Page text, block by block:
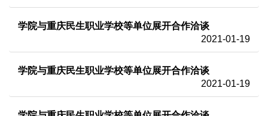
学院与重庆民生职业学校等单位展开合作洽谈
2021-01-19
学院与重庆民生职业学校等单位展开合作洽谈
2021-01-19